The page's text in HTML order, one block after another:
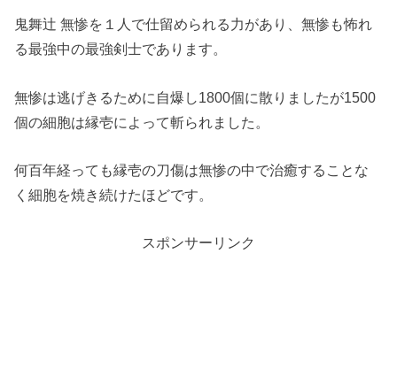
鬼舞辻 無惨を１人で仕留められる力があり、無惨も怖れ
る最強中の最強剣士であります。
無惨は逃げきるために自爆し1800個に散りましたが1500
個の細胞は縁壱によって斬られました。
何百年経っても縁壱の刀傷は無惨の中で治癒することな
く細胞を焼き続けたほどです。
スポンサーリンク